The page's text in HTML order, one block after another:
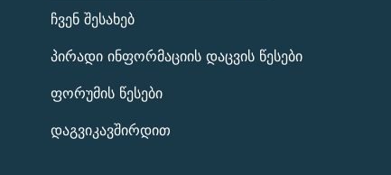
ჩვენ შესახებ
პირადი ინფორმაციის დაცვის წესები
ფორუმის წესები
დაგვიკავშირდით